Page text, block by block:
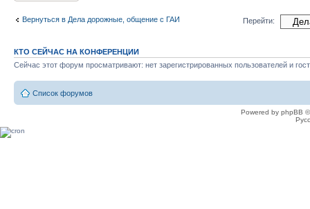
Вернуться в Дела дорожные, общение с ГАИ Перейти:
КТО СЕЙЧАС НА КОНФЕРЕНЦИИ
Сейчас этот форум просматривают: нет зарегистрированных пользователей и
Список форумов
Powered by phpBB